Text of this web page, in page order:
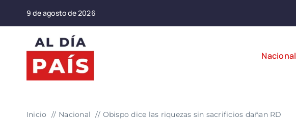
9 de agosto de 2026
Nacional
Inicio Nacional Obispo dice las riquezas sin sacrificios dañan RD